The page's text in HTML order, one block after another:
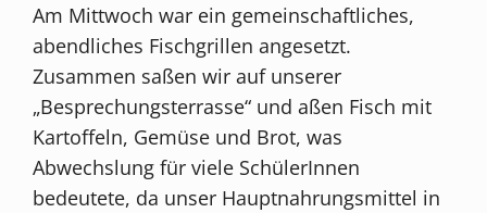
Am Mittwoch war ein gemeinschaftliches,
abendliches Fischgrillen angesetzt.
Zusammen saßen wir auf unserer
„Besprechungsterrasse“ und aßen Fisch mit
Kartoffeln, Gemüse und Brot, was
Abwechslung für viele SchülerInnen
bedeutete, da unser Hauptnahrungsmittel in